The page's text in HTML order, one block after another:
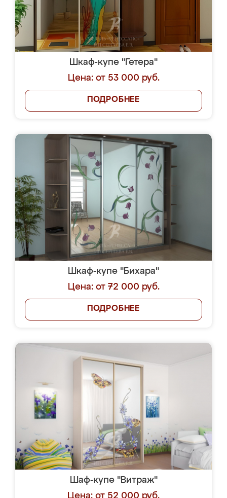
Шкаф-купе "Гетера"
Цена: от 53 000 руб.
ПОДРОБНЕЕ
Шкаф-купе "Бихара"
Цена: от 72 000 руб.
ПОДРОБНЕЕ
Шаф-купе "Витраж"
Цена: от 52 000 руб.